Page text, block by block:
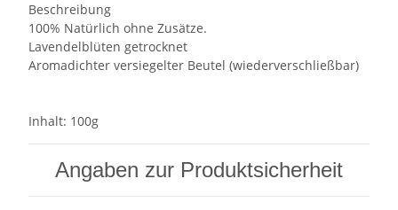
Beschreibung
100% Natürlich ohne Zusätze.
Lavendelblüten getrocknet
Aromadichter versiegelter Beutel (wiederverschließbar)
Inhalt: 100g
Angaben zur Produktsicherheit